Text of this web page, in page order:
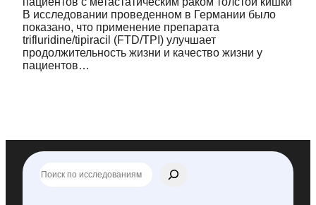
В исследовании проведенном в Германии было
показано, что применение препарата
trifluridine/tipiracil (FTD/TPI) улучшает
продолжительность жизни и качество жизни у
пациентов…
о